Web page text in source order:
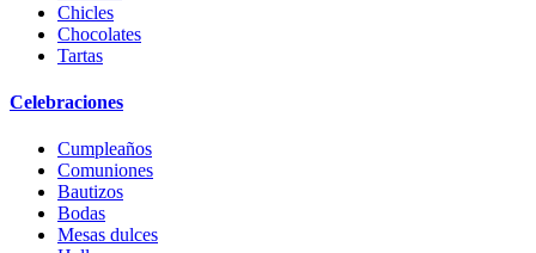
Chicles
Chocolates
Tartas
Celebraciones
Cumpleaños
Comuniones
Bautizos
Bodas
Mesas dulces